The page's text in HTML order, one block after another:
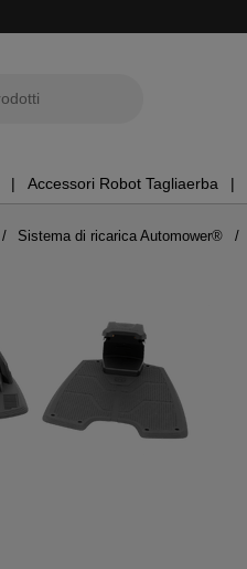
Accessori Robot Tagliaerba
Sistema di ricarica Automower®